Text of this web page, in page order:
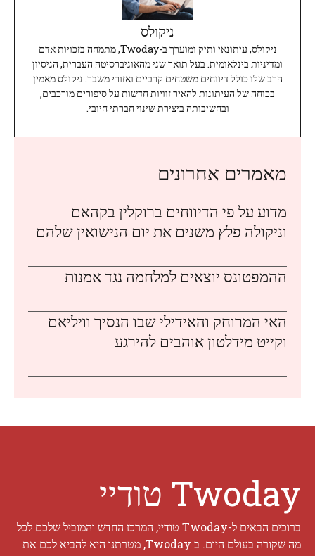
ניקולס
ניקולס, עיתונאי ותיק ומוערך ב-Twoday, מתמחה בזכויות אדם
ומדיניות בינלאומית. בעל תואר שני מהאוניברסיטה העברית, הניסיון
הרב שלו כולל דיווחים משטחים קרביים ואזורי משבר. ניקולס מאמין
בכוחה של העיתונות להאיר זוויות חדשות על סיפורים מורכבים,
ובחשיבותה ביצירת שינוי חברתי חיובי.
מאמרים אחרונים
מדוע על פי הדיווחים ברוקלין בקהאם
וניקולה פלץ משנים את יום הנישואין שלהם
ההמפטונס יוצאים למלחמה נגד אמנות
האי המרוחק והאידילי שבו הנסיך וויליאם
וקייט מידלטון אוהבים להירגע
Twoday טודיי
ברוכים הבאים ל-Twoday טודיי, המרכז החדש והמוביל שלכם לכל
מה שקורה בעולם היום. ב Twoday, מטרתנו היא להביא לכם את